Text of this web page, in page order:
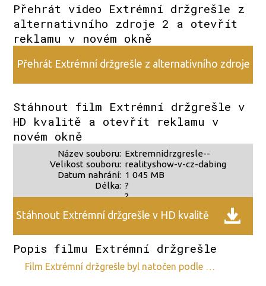
Přehrát video Extrémní držgrešle z
alternativního zdroje 2 a otevřít
reklamu v novém okně
Přehrát Extrémní držgrešle z alternativního zdroje
Stáhnout film Extrémní držgrešle v
HD kvalitě a otevřít reklamu v
novém okně
Název souboru:
Velikost souboru:
Datum nahrání:
Délka:
Extremnidrzgresle--
realityshow-v-cz-dabing
1 045 MB
?
?
Stáhnout Extrémní držgrešle v HD kvalitě
Popis filmu Extrémní držgrešle
film Extrémní držgrešle byl natočen podle …